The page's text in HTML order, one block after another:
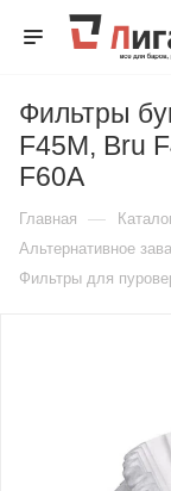
Фильтры
F45M, Bru
F60A
Главная —
Альтернативное
Фильтры для